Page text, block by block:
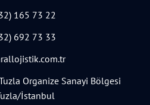
165 73 22
692 73 33
Organize Sanayi Bölgesi
İstanbul